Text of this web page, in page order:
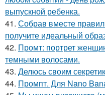
выпускной ребенка.
41. Собрав вместе
получите идеальный
42. Промт: портрет
темными волосами.
43. Делюсь своим
44. Промпт. Для Nano